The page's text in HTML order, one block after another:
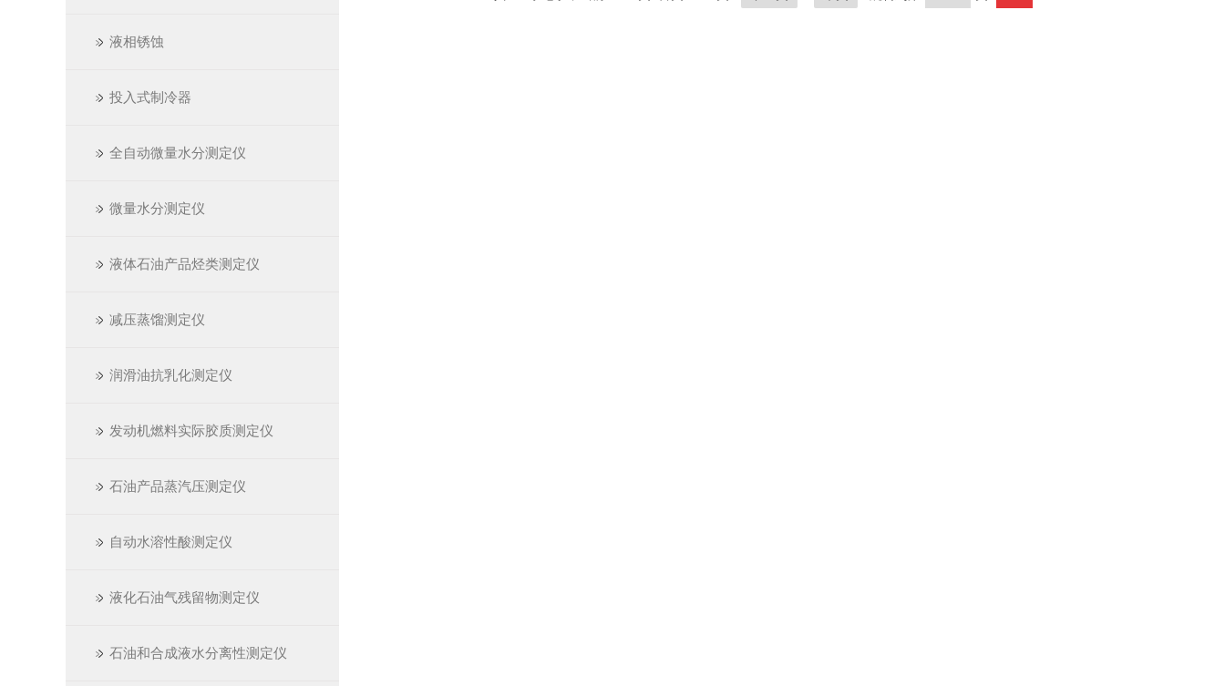
液相锈蚀
投入式制冷器
全自动微量水分测定仪
微量水分测定仪
液体石油产品烃类测定仪
减压蒸馏测定仪
润滑油抗乳化测定仪
发动机燃料实际胶质测定仪
石油产品蒸汽压测定仪
自动水溶性酸测定仪
液化石油气残留物测定仪
石油和合成液水分离性测定仪